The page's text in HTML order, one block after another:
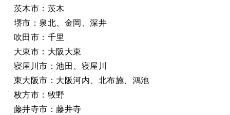
茨木市：茨木
堺市：泉北、金岡、深井
吹田市：千里
大東市：大阪大東
寝屋川市：池田、寝屋川
東大阪市：大阪河内、北布施、鴻池
枚方市：牧野
藤井寺市：藤井寺